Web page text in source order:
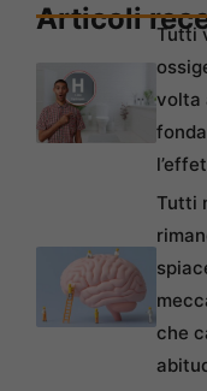
Articoli
Tutti
volta
Tutti
che